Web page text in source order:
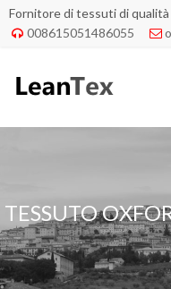
Fornitore di tessuti di qualità
 008615051486055 
TESSUTO